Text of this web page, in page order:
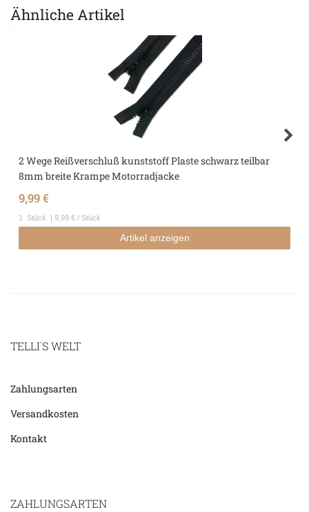
Ähnliche Artikel
2 Wege Reißverschluß kunststoff Plaste schwarz teilbar
8mm breite Krampe Motorradjacke
9,99 €
1 Stück | 9,99 € / Stück
Artikel anzeigen
TELLI´S WELT
Zahlungsarten
Versandkosten
Kontakt
ZAHLUNGSARTEN